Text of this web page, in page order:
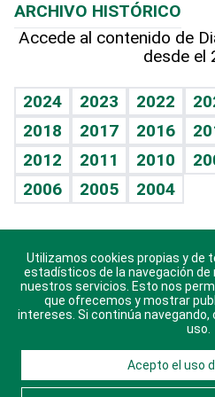
Hablando con el pediatra
Vida y familia
Eñe
Celebrando la vida
Sin complejos
En pocas palabras
Escuchando al corazón
Economía Personal
TBT Deportivo
Más firmas
Hecho en casa
Guía del dinero
Cumpleaños
Horóscopos
Crucigramas
ARCHIVO HISTÓRICO
Accede al contenido de
desde el
2024 2023 2022
2018
2017 2016
2012
2011 2010
2006
2005 2004
Descarga nuestras
sistema
© 2021 Diario Libre, todos
Utilizamos cookies propias y de
estadísticos de la navegación
nuestros servicios. Esto nos
que ofrecemos y mostrar
intereses. Si continúa
uso.
Acepto el uso